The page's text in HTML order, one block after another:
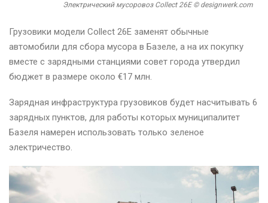
Электрический мусоровоз Collect 26E © designwerk.com
Грузовики модели Collect 26E заменят обычные
автомобили для сбора мусора в Базеле, а на их покупку
вместе с зарядными станциями совет города утвердил
бюджет в размере около €17 млн.
Зарядная инфраструктура грузовиков будет насчитывать 6
зарядных пунктов, для работы которых муниципалитет
Базеля намерен использовать только зеленое
электричество.